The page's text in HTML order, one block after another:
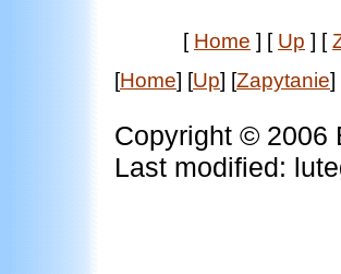
[ Home ] [ Up ] [
[Home] [Up] [Zapytanie]
Copyright © 2006
Last modified: